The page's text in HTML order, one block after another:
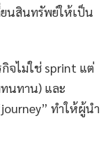
นสินทรัพย์ให้เป็น
กิจไม่ใช่ sprint แต่
นทาน) และ
ทำให้ผู้นำ